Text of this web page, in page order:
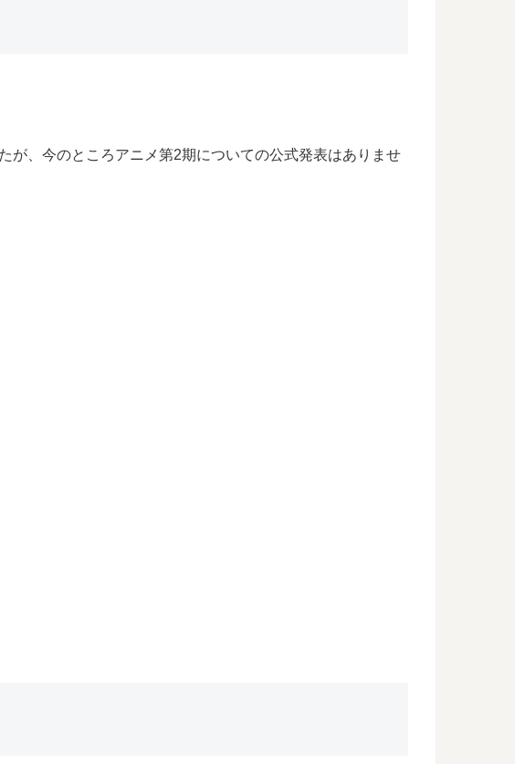
が、今のところアニメ第2期についての公式発表はありませ